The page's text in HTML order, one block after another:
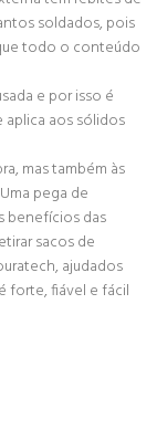
soldados, pois
todo o conteúdo
e por isso é
aplica aos sólidos
mas também às
pega de
benefícios das
sacos de
ajudados
forte, fiável e fácil